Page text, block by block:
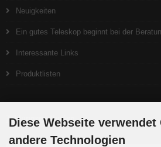
Neuigkeiten
Ein gutes Teleskop beginnt bei der
Interessante Links
Produktlisten
Zahlungsmethoden
Diese Webseite verwendet
andere Technologien